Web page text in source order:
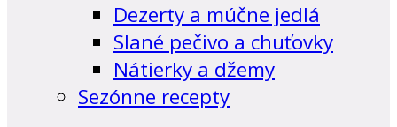
Dezerty a múčne jedlá
Slané pečivo a chuťovky
Nátierky a džemy
Sezónne recepty